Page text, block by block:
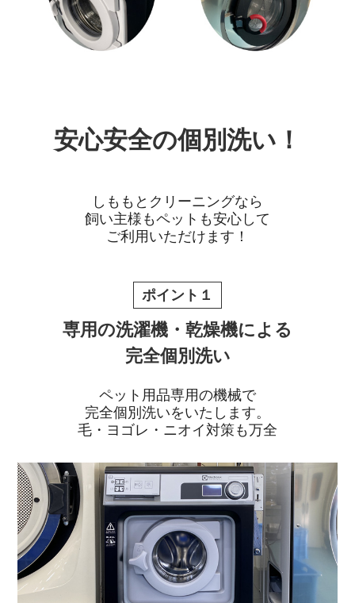
安心安全の個別洗い！
しももとクリーニングなら
飼い主様もペットも安心して
ご利用いただけます！
ポイント１
専用の洗濯機・乾燥機による
完全個別洗い
ペット用品専用の機械で
完全個別洗いをいたします。
毛・ヨゴレ・ニオイ対策も万全